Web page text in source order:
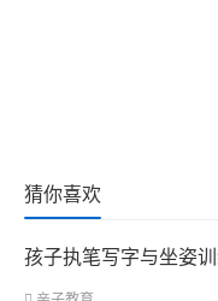
猜你喜欢
孩子执笔写字与坐姿